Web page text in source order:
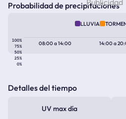
Probabilidad de precipitaciones
LLUVIA
100%
75%
50%
25%
0%
08:00a14:00 14:00a
Detalles del tiempo
UV max día